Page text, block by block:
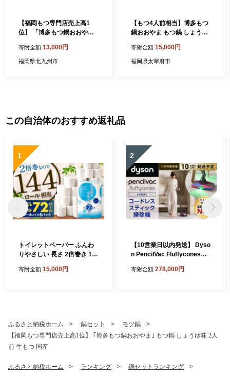
【福岡もつ専門店売上高1
位】 「博多もつ鍋おおや
前 牛もつ 国産
寄附金額 13,000円
福岡県北九州市
【もつ4人前相当】博多もつ
鍋おおやま もつ鍋 しょうゆ
牛もつ 国産牛 醤油味
寄附金額 15,000円
福岡県太宰府市
この自治体のおすすめ返礼品
1
トイレットペーパー ふんわ
りやさしい 長さ 2倍巻き 100
防災
寄附金額 15,000円
2
【10営業日以内発送】 Dyso
n PencilVac Fluffycones（S
ードレス コードレス掃除機
寄附金額 278,000円
ふるさと納税ホーム 鍋セット
モツ鍋
【福岡もつ専門店売上高1位】 ｢博多もつ鍋おおやま｣ もつ鍋 しょうゆ味 2人
前 牛もつ 国産
ふるさと納税ホーム ランキング
鍋セットランキング